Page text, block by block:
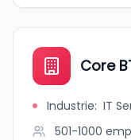
Core
Industrie: IT
501-1000